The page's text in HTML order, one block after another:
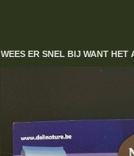
WEES ER SNEL BIJ WANT HET